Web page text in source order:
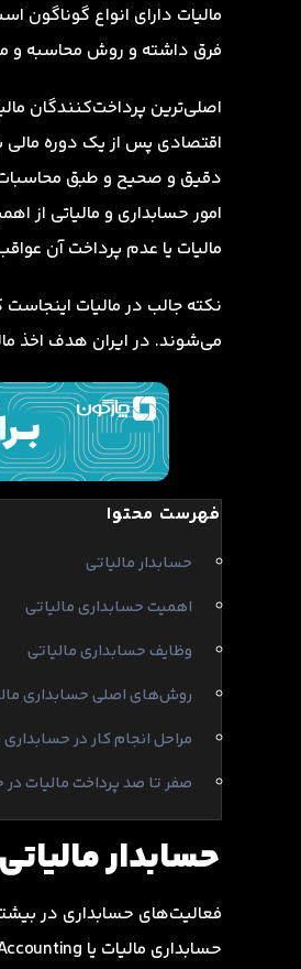
مالیات دارای انواع گوناگون
فرق داشته و روش محاسبه و
اصلی‌ترین پرداخت‌کنندگان
اقتصادی پس از یک دوره مالی
دقیق و صحیح و طبق محاسبات
امور حسابداری و مالیاتی از
مالیات یا عدم پرداخت آن
نکته جالب در مالیات
می‌شوند. در ایران هدف اخذ
فهرست محتوا
حسابدار مالیاتی
اهمیت حسابداری مالیاتی
وظایف حسابداری مالیاتی
روش‌های اصلی حسابداری
مراحل انجام کار در حسابداری
صفر تا صد پرداخت مالیات در
حسابدار مالیاتی
فعالیت‌های حسابداری در